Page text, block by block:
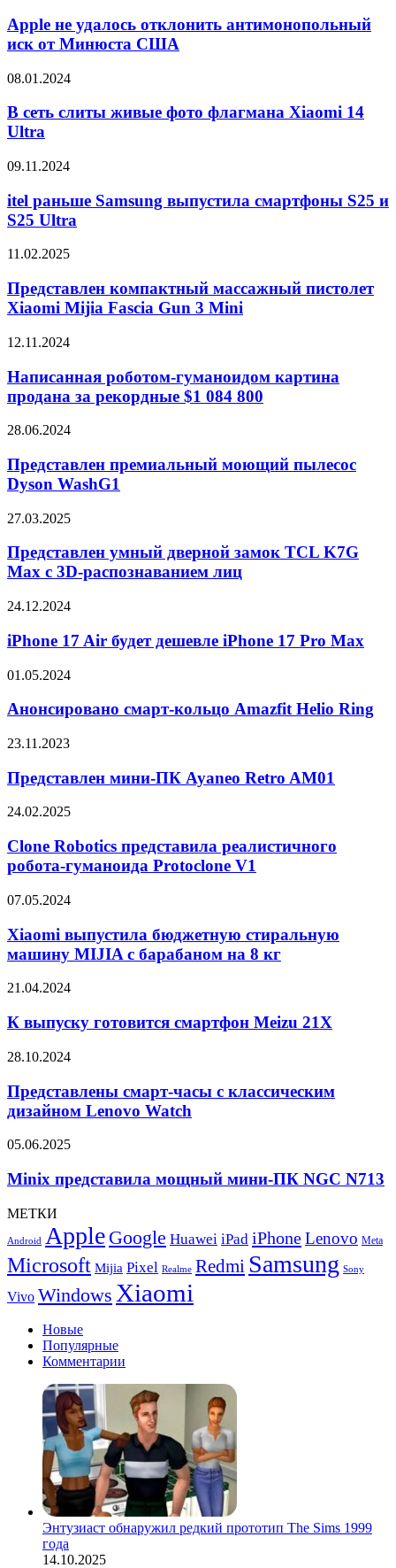
удалось
отклонить
антимонопольный
от
США
Apple не удалось отклонить антимонопольный
иск от Минюста США
В
слиты
живые
фото
Xiaomi
Ultra
08.01.2024
В сеть слиты живые фото флагмана Xiaomi 14
Ultra
itel
Samsung
выпустила
смартфоны
и
Ultra
09.11.2024
itel раньше Samsung выпустила смартфоны S25 и
S25 Ultra
Представлен
массажный
пистолет
Xiaomi
Fascia
3
Mini
11.02.2025
Представлен компактный массажный пистолет
Xiaomi Mijia Fascia Gun 3 Mini
Написанная
гуманоидом
картина
продана
рекордные
084
800
12.11.2024
Написанная роботом-гуманоидом картина
продана за рекордные $1 084 800
Представлен
моющий
пылесос
Dyson
28.06.2024
Представлен премиальный моющий пылесос
Dyson WashG1
Представлен
дверной
замок
TCL
Max
3D-
лиц
27.03.2025
Представлен умный дверной замок TCL K7G
Max с 3D-распознаванием лиц
iPhone
Air
будет
дешевле
iPhone
17
Pro
24.12.2024
iPhone 17 Air будет дешевле iPhone 17 Pro Max
Анонсировано
кольцо
Helio
01.05.2024
Анонсировано смарт-кольцо Amazfit Helio Ring
Представлен
ПК
Ayaneo
Retro
23.11.2023
Представлен мини-ПК Ayaneo Retro AM01
Clone
представила
реалистичного
робота-
Protoclone
24.02.2025
Clone Robotics представила реалистичного
робота-гуманоида Protoclone V1
Xiaomi
бюджетную
стиральную
машину
с
на
кг
07.05.2024
Xiaomi выпустила бюджетную стиральную
машину MIJIA с барабаном на 8 кг
К
готовится
смартфон
Meizu
21X
21.04.2024
К выпуску готовится смартфон Meizu 21X
Представлены
часы
с
классическим
Lenovo
28.10.2024
Представлены смарт-часы с классическим
дизайном Lenovo Watch
Minix
мощный
мини-
ПК
NGC
N713
05.06.2025
Minix представила мощный мини-ПК NGC N713
МЕТКИ
Android Apple Google Huawei iPad iPhoneLenovo Meta
Microsoft Mijia Pixel Realme Redmi Samsung Sony
Vivo Windows Xiaomi
Новые
Популярные
Комментарии
Энтузиаст обнаружил редкий прототип The Sims 1999
года
14.10.2025